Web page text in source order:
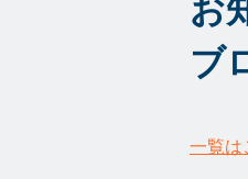
お
ブ
一覧は